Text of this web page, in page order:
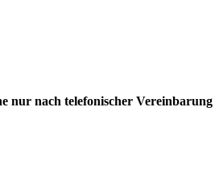
nur nach telefonischer Vereinbarung